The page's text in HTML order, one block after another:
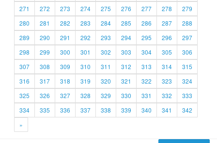
271
272 273 274 275 276 277 278
279
280
281 282 283 284 285 286 287
288
289
290 291 292 293 294 295 296
297
298
299 300 301 302 303 304 305
306
307
308 309 310 311 312 313 314
315
316
317 318 319 320 321 322 323
324
325
326 327 328 329 330 331 332
333
334
335 336 337 338 339 340 341
342
»